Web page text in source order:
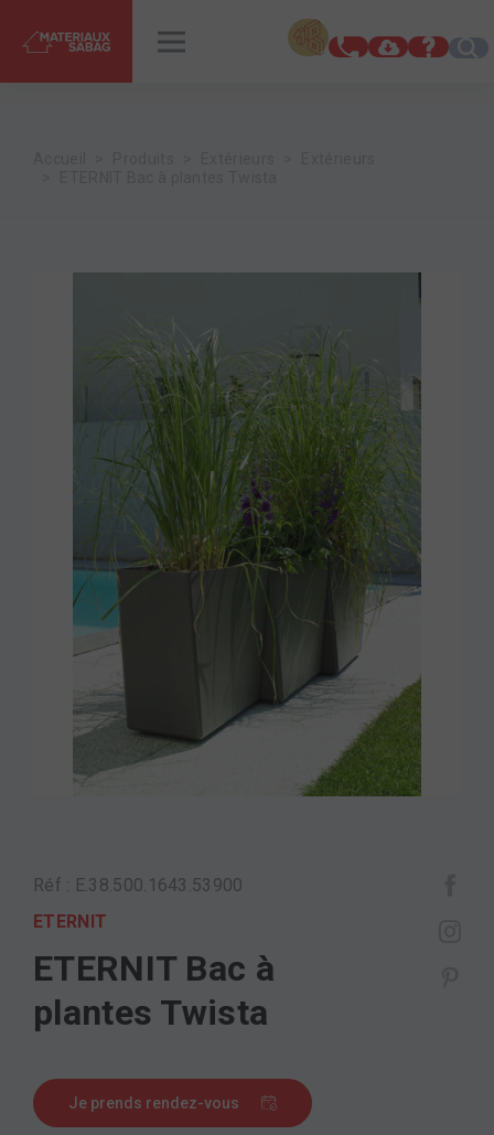
INSPIRATIONS RENDEZ-VOUS
Réf : E.38.500.1643.53900
ETERNIT
ETERNIT Bac à
plantes Twista
Je prends rendez-vous